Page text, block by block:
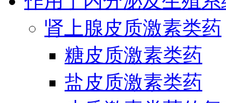
肾上腺皮质激素类药
糖皮质激素类药
盐皮质激素类药